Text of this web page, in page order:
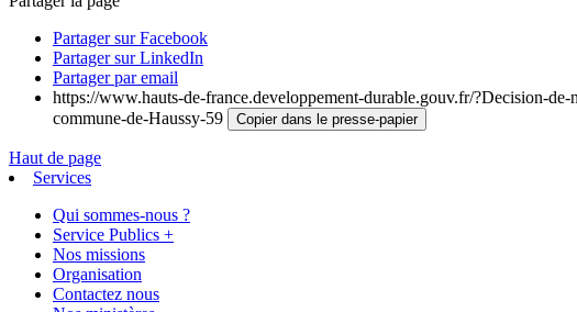
Partager sur Facebook
Partager sur LinkedIn
Partager par email
https://www.hauts-de-france.developpement-durable.gouv.fr/?Decision-
commune-de-Haussy-59
Copier dans le presse-papier
Haut de page
Services
Qui sommes-nous ?
Service Publics +
Nos missions
Organisation
Contactez nous